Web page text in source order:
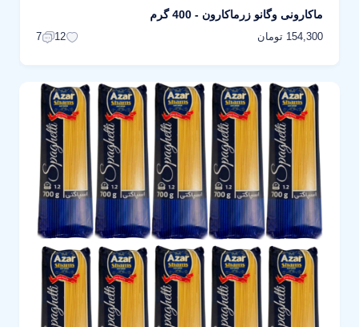
ماکارونی وگانو زرماکارون - 400 گرم
154,300 تومان 12
7